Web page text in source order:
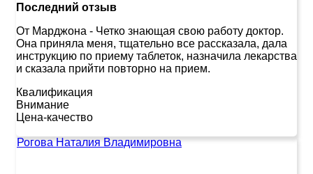
Последний отзыв
От Марджона - Четко знающая свою работу доктор.
Она приняла меня, тщательно все рассказала, дала
инструкцию по приему таблеток, назначила лекарства
и сказала прийти повторно на прием.
Квалификация
Внимание
Цена-качество
Рогова Наталия Владимировна